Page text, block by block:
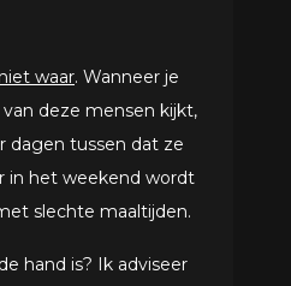
niet waar. Wanneer je
deze mensen kijkt,
dagen tussen dat ze
in het weekend wordt
slechte maaltijden.
hand is? Ik adviseer